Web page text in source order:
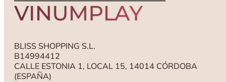
BLISS SHOPPING S.L.
B14994412
CALLE ESTONIA 1, LOCAL 15, 14014 CÓRDOBA
(ESPAÑA)